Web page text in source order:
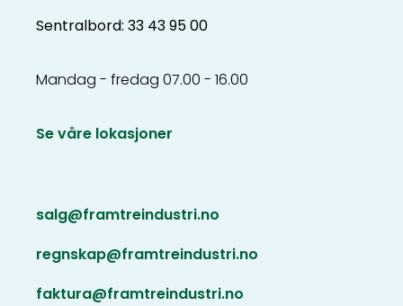
Sentralbord: 33 43 95 00
Mandag - fredag 07.00 - 16.00
Se våre lokasjoner
salg@framtreindustri.no
regnskap@framtreindustri.no
faktura@framtreindustri.no